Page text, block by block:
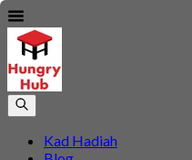
Kad Hadiah